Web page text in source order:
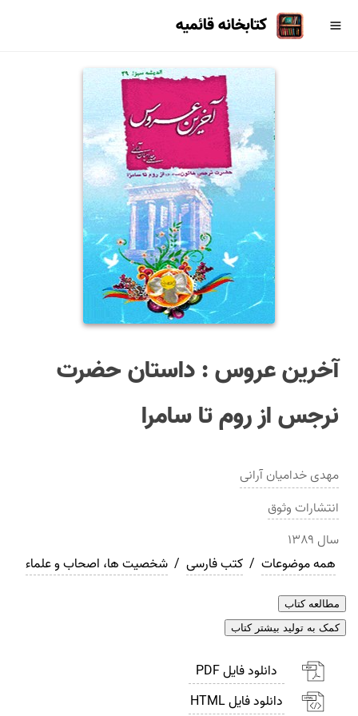
کتابخانه قائمیه
آخرين عروس : داستان حضرت
نرجس از روم تا سامرا
مهدی خدامیان آرانی
انتشارات وثوق
سال ۱۳۸۹
همه موضوعات / کتب فارسی / شخصیت ها، اصحاب و علماء
مطالعه کتاب
کمک به تولید بیشتر کتاب
دانلود فایل PDF
دانلود فایل HTML